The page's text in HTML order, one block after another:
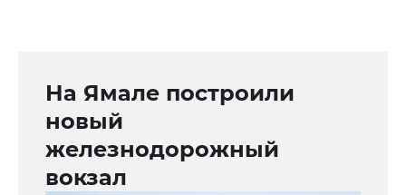
На Ямале построили
новый
железнодорожный
вокзал